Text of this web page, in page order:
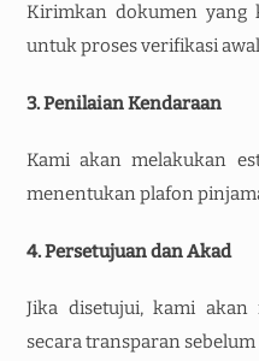
Kirimkan dokumen yang
untuk proses verifikasi
3. Penilaian Kendaraan
Kami akan melakukan
menentukan plafon
4. Persetujuan dan Akad
Jika disetujui, kami akan
secara transparan sebelum